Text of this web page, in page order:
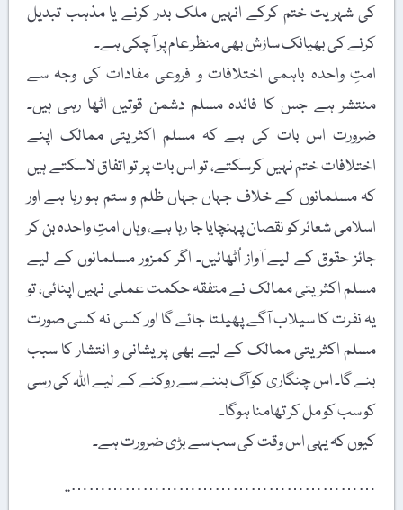
کی شہریت ختم کرکے انہیں ملک بدر کرنے یا مذہب تبدیل
کرنے کی بھیانک سازش بھی منظر عام پر آچکی ہے۔
امتِ واحدہ باہمی اختلافات و فروعی مفادات کی وجہ سے
منتشر ہے جس کا فائدہ مسلم دشمن قوتیں اٹھا رہی ہیں۔
ضرورت اس بات کی ہے کہ مسلم اکثریتی ممالک اپنے
اختلافات ختم نہیں کرسکتے، تو اس بات پر تو اتفاق لاسکتے ہیں
کہ مسلمانوں کے خلاف جہاں جہاں ظلم و ستم ہو رہا ہے اور
اسلامی شعائر کو نقصان پہنچایا جا رہا ہے، وہاں امتِ واحدہ بن کر
جائز حقوق کے لیے آواز اُٹھائیں۔ اگر کمزور مسلمانوں کے لیے
مسلم اکثریتی ممالک نے متفقہ حکمت عملی نہیں اپنائی، تو
یہ نفرت کا سیلاب آگے پھیلتا جائے گا اور کسی نہ کسی صورت
مسلم اکثریتی ممالک کے لیے بھی پریشانی و انتشار کا سبب
بنے گا۔ اس چنگاری کو آگ بننے سے روکنے کے لیے اللہ کی رسی
کو سب کو مل کر تھامنا ہوگا۔
کیوں کہ یہی اس وقت کی سب سے بڑی ضرورت ہے۔
……………………………………………..